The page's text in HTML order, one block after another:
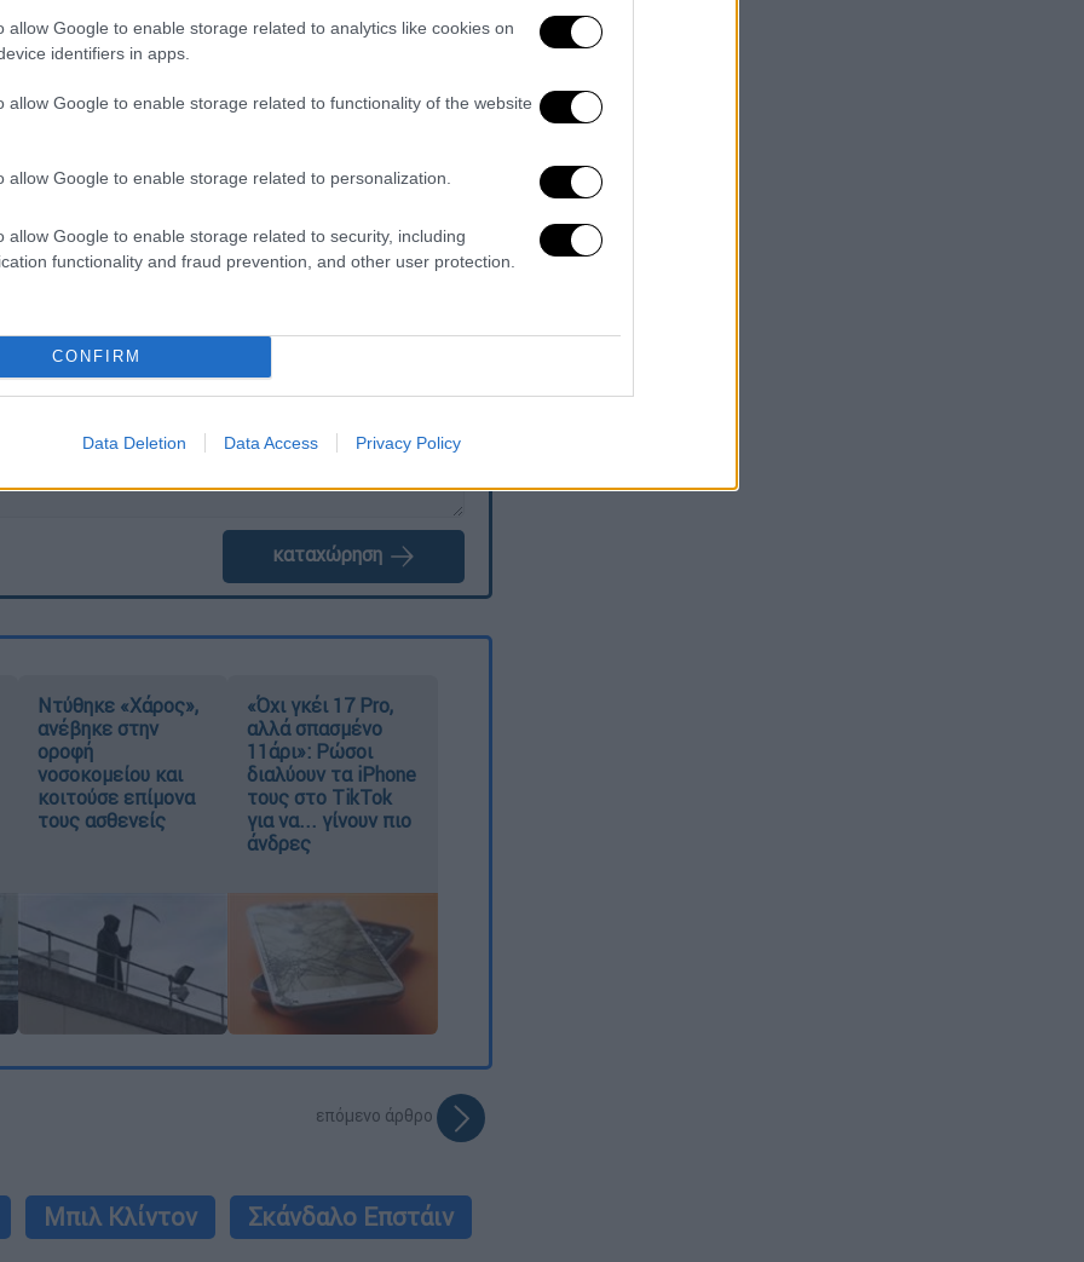
allow Google to enable storage related to analytics like cookies on
identifiers in apps.
allow Google to enable storage related to functionality of the website
allow Google to enable storage related to personalization.
allow Google to enable storage related to security, including
functionality and fraud prevention, and other user protection.
CONFIRM
Data Deletion Data Access Privacy Policy
γκολφ χωρίς δίπλα του την
Newsom in Mexico during release
9, 2024
ΕΘΝΟΣ θα παρεμβαίνει και τα προσβλητικά σχόλια θα
καταχώρηση
Ντύθηκε «Χάρος»,
ανέβηκε στην
οροφή
νοσοκομείου και
κοιτούσε επίμονα
τους ασθενείς
«Όχι γκέι 17 Pro,
αλλά σπασμένο
11άρι»: Ρώσοι
διαλύουν τα iPhone
τους στο TikTok
για να... γίνουν πιο
άνδρες
επόμενο άρθρο
Μπιλ Κλίντον
Σκάνδαλο Επστάιν